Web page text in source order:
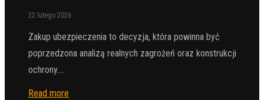
22 lutego 2026
Zakup ubezpieczenia to decyzja, która powinna być
poprzedzona analizą realnych zagrożeń oraz konstrukcji
ochrony.…
Read more